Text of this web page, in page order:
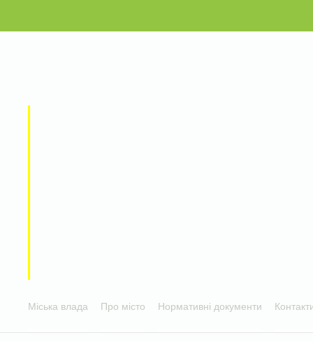
Міська влада Про місто Нормативні документи